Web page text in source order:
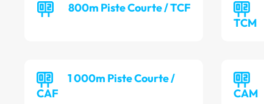
800m Piste Courte / TCF
TCM
1 000m Piste Courte /
CAF
CAM